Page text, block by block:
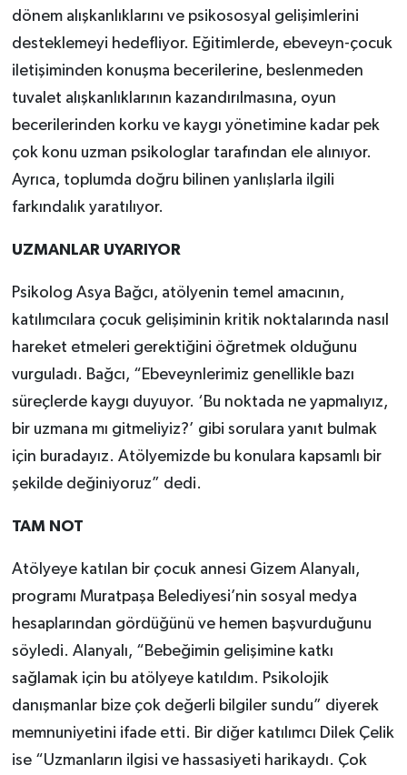
dönem alışkanlıklarını ve psikososyal gelişimlerini
desteklemeyi hedefliyor. Eğitimlerde, ebeveyn-çocuk
iletişiminden konuşma becerilerine, beslenmeden
tuvalet alışkanlıklarının kazandırılmasına, oyun
becerilerinden korku ve kaygı yönetimine kadar pek
çok konu uzman psikologlar tarafından ele alınıyor.
Ayrıca, toplumda doğru bilinen yanlışlarla ilgili
farkındalık yaratılıyor.
UZMANLAR UYARIYOR
Psikolog Asya Bağcı, atölyenin temel amacının,
katılımcılara çocuk gelişiminin kritik noktalarında nasıl
hareket etmeleri gerektiğini öğretmek olduğunu
vurguladı. Bağcı, “Ebeveynlerimiz genellikle bazı
süreçlerde kaygı duyuyor. ‘Bu noktada ne yapmalıyız,
bir uzmana mı gitmeliyiz?’ gibi sorulara yanıt bulmak
için buradayız. Atölyemizde bu konulara kapsamlı bir
şekilde değiniyoruz” dedi.
TAM NOT
Atölyeye katılan bir çocuk annesi Gizem Alanyalı,
programı Muratpaşa Belediyesi’nin sosyal medya
hesaplarından gördüğünü ve hemen başvurduğunu
söyledi. Alanyalı, “Bebeğimin gelişimine katkı
sağlamak için bu atölyeye katıldım. Psikolojik
danışmanlar bize çok değerli bilgiler sundu” diyerek
memnuniyetini ifade etti. Bir diğer katılımcı Dilek Çelik
ise “Uzmanların ilgisi ve hassasiyeti harikaydı. Çok